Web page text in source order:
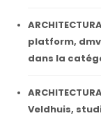
platform,
dans la
Veldhuis,